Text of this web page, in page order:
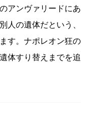
アンヴァリードにあ
人の遺体だという、
す。ナポレオン狂の
体すり替えまでを追